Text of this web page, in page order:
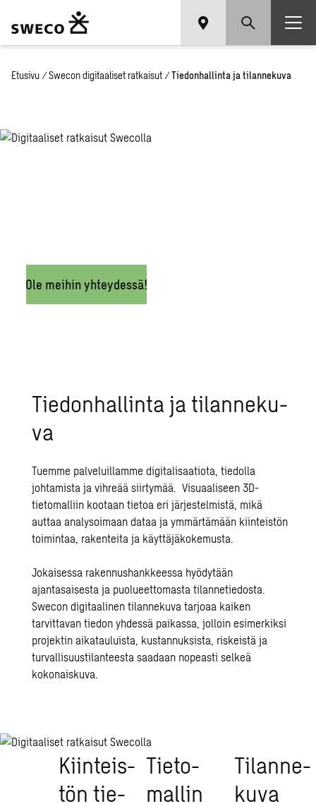
Etusivu / Swecon digitaaliset ratkaisut / Tiedonhallinta ja tilannekuva
Ole meihin yhteydessä!
Tie­don­hal­lin­ta ja ti­lan­ne­ku­
va
Tuemme palveluillamme digitalisaatiota, tiedolla
johtamista ja vihreää siirtymää. Visuaaliseen 3D-
tietomalliin kootaan tietoa eri järjestelmistä, mikä
auttaa analysoimaan dataa ja ymmärtämään kiinteistön
toimintaa, rakenteita ja käyttäjäkokemusta.
Jokaisessa rakennushankkeessa hyödytään
ajantasaisesta ja puolueettomasta tilannetiedosta.
Swecon digitaalinen tilannekuva tarjoaa kaiken
tarvittavan tiedon yhdessä paikassa, jolloin esimerkiksi
projektin aikatauluista, kustannuksista, riskeistä ja
turvallisuustilanteesta saadaan nopeasti selkeä
kokonaiskuva.
Kiin­teis­
tön tie­
Tie­to­
mal­lin
Ti­lan­ne­
ku­va